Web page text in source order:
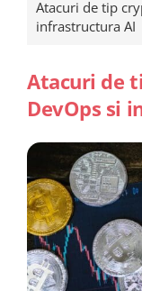
Atacuri de tip
infrastructura AI
Atacuri de
DevOps si